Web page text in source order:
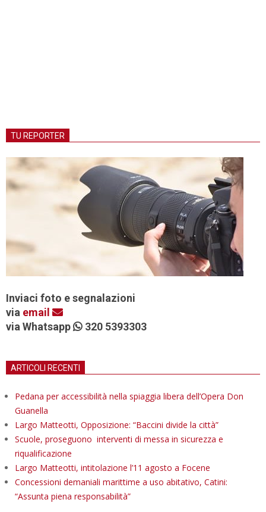
TU REPORTER
Inviaci foto e segnalazioni
via email
via Whatsapp
320 5393303
ARTICOLI RECENTI
Pedana per accessibilità nella spiaggia libera dell’Opera Don
Guanella
Largo Matteotti, Opposizione: “Baccini divide la città”
Scuole, proseguono interventi di messa in sicurezza e
riqualificazione
Largo Matteotti, intitolazione l’11 agosto a Focene
Concessioni demaniali marittime a uso abitativo, Catini:
“Assunta piena responsabilità”